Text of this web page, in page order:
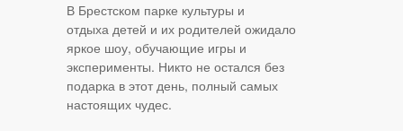
В Брестском парке культуры и
отдыха детей и их родителей ожидало
яркое шоу, обучающие игры и
эксперименты. Никто не остался без
подарка в этот день, полный самых
настоящих чудес.